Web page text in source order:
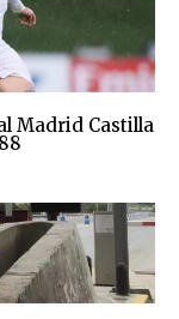
Madrid Castilla